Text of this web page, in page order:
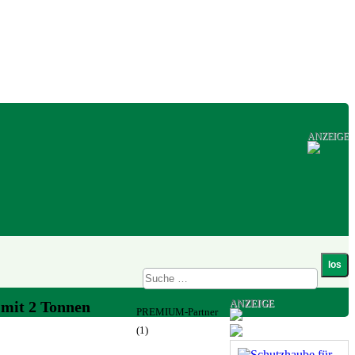
ANZEIGE
2 Tonnen
ANZEIGE
PREMIUM-Partner
(1)